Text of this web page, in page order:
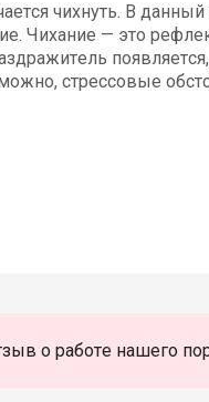
чихнуть. В
Чихание — это
стрессовые
о работе нашего